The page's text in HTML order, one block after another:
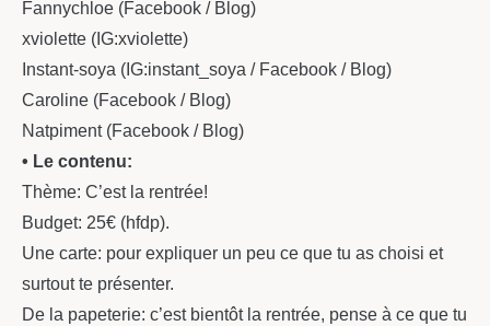
Fannychloe (Facebook / Blog)
xviolette (IG:xviolette)
Instant-soya (IG:instant_soya / Facebook / Blog)
Caroline (Facebook / Blog)
Natpiment (Facebook / Blog)
• Le contenu:
Thème: C’est la rentrée!
Budget: 25€ (hfdp).
Une carte: pour expliquer un peu ce que tu as choisi et
surtout te présenter.
De la papeterie: c’est bientôt la rentrée, pense à ce que tu